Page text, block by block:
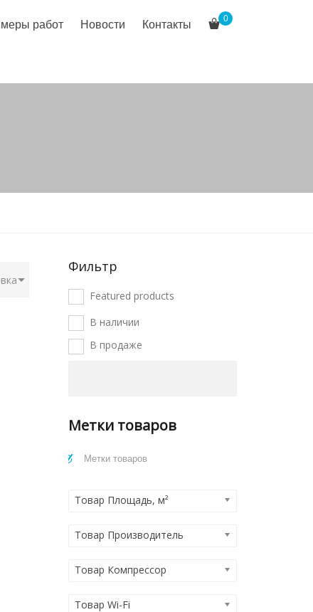
работ Новости Контакты 0
Фильтр
Featured products
В наличии
В продаже
Метки товаров
Товар Площадь, м²
Товар Производитель
Товар Компрессор
Товар Wi-Fi